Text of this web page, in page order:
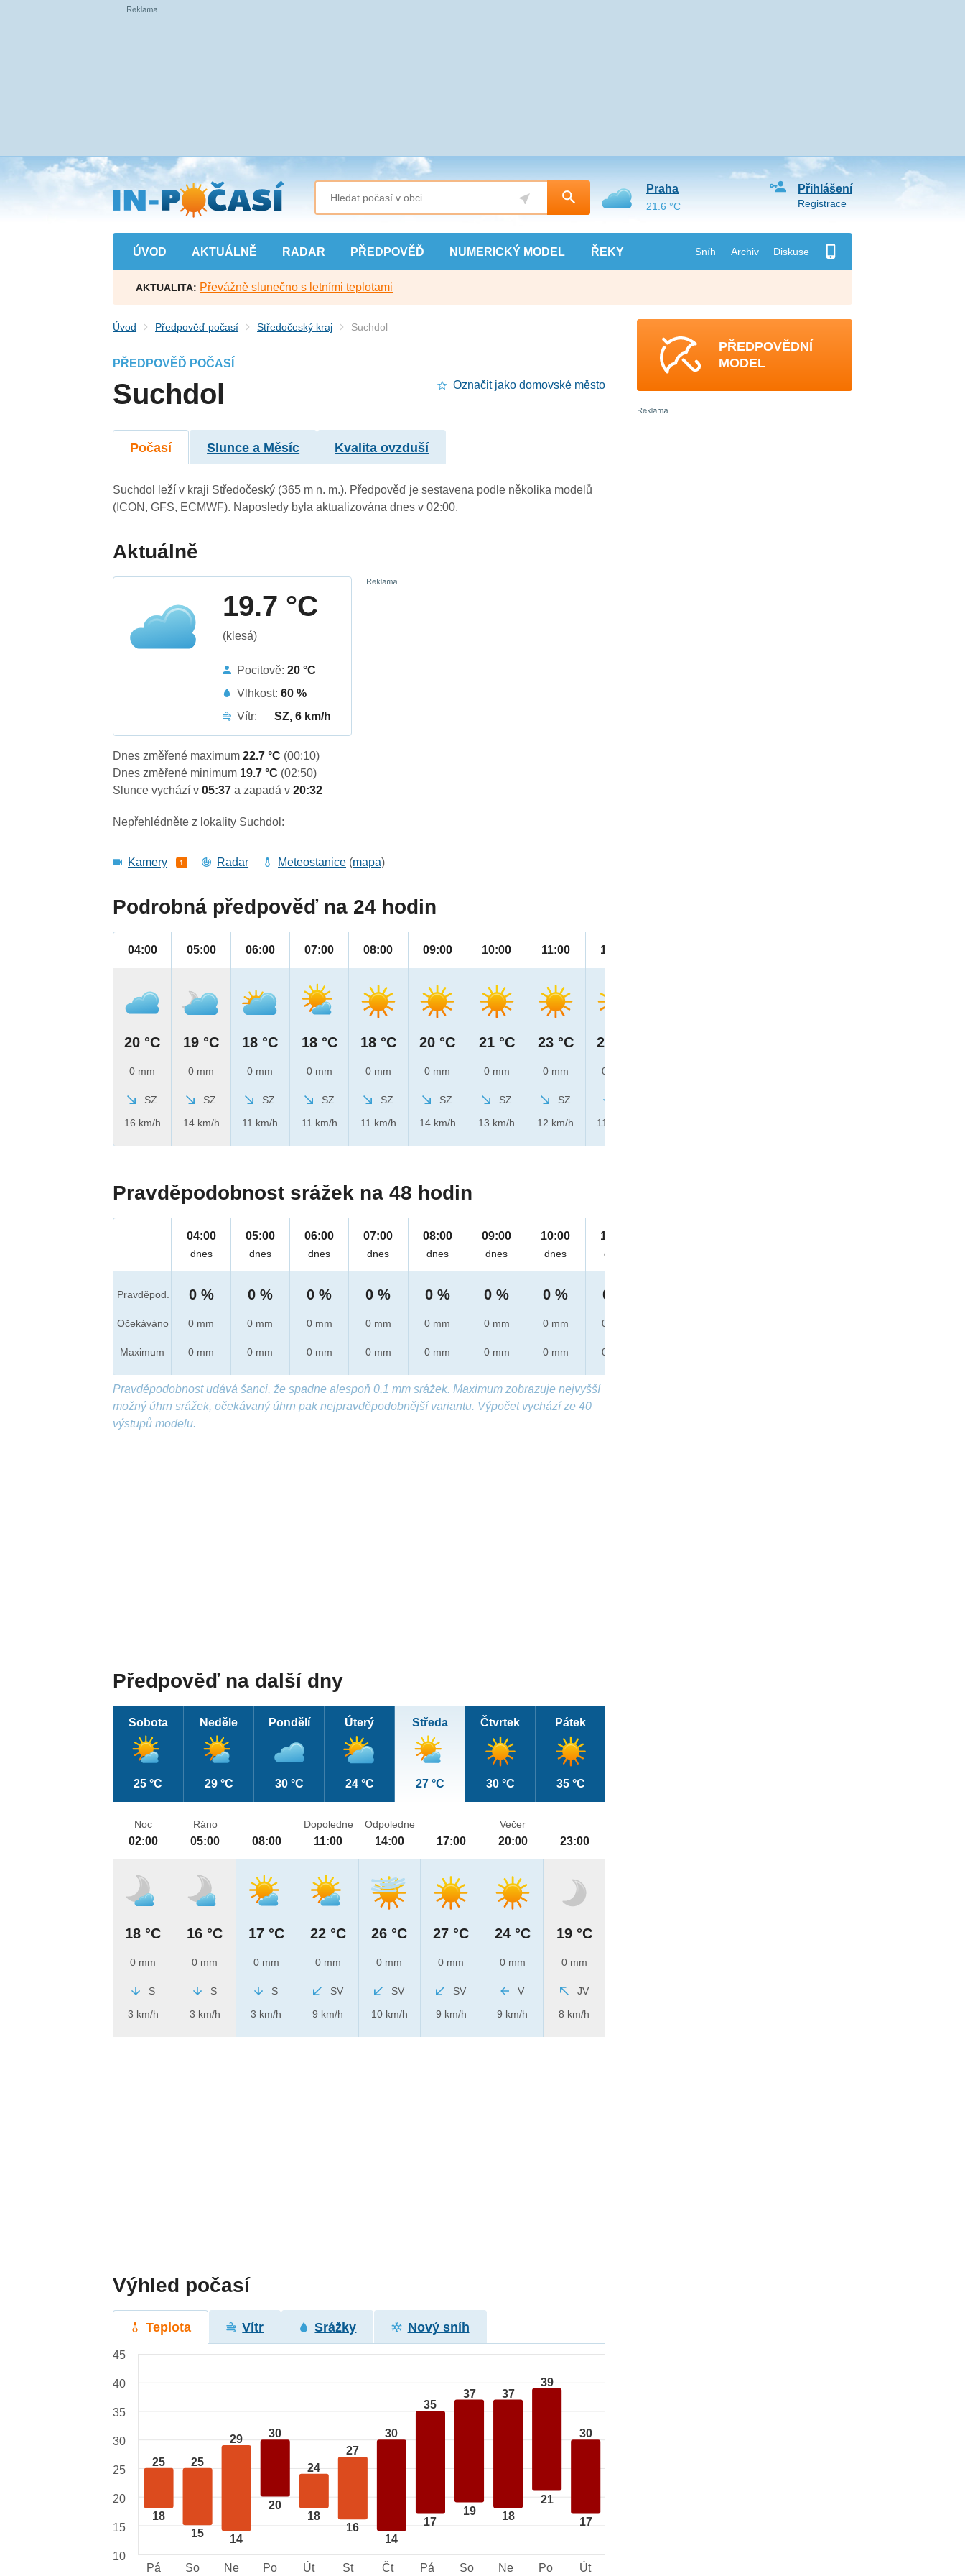
Přejít
na
hlavní
obsah
ÚVOD AKTUÁLNĚ RADAR PŘEDPOVĚĎ NUMERICKÝ MODEL ŘEKY Sníh Archiv Diskuse
Přihlášení
Registrace
Praha
21.6 °C
AKTUALITA: Převážně slunečno s letními teplotami
Úvod Předpověď počasí Středočeský kraj Suchdol
PŘEDPOVĚĎ POČASÍ
Suchdol Označit jako domovské město
Počasí Slunce a Měsíc Kvalita ovzduší
Suchdol leží v kraji Středočeský (365 m n. m.). Předpověď je sestavena podle několika modelů
(ICON, GFS, ECMWF). Naposledy byla aktualizována dnes v 02:00.
Aktuálně
19.7 °C
(klesá)
Pocitově:20 °C
Vlhkost:60 %
Vítr:
SZ, 6 km/h
Dnes změřené maximum22.7 °C (00:10)
Dnes změřené minimum 19.7 °C (02:50)
Slunce vychází v05:37a zapadá v20:32
Nepřehlédněte z lokality Suchdol:
Kamery 1 Radar Meteostanice (mapa)
Podrobná předpověď na 24 hodin
04:00
20 °C
0 mm
SZ
16 km/h
05:00
19 °C
0 mm
SZ
14 km/h
06:00
18 °C
0 mm
SZ
11 km/h
07:00
18 °C
0 mm
SZ
11 km/h
08:00
18 °C
0 mm
SZ
11 km/h
09:00
20 °C
0 mm
SZ
14 km/h
10:00
21 °C
0 mm
SZ
13 km/h
11:00
23 °C
0 mm
SZ
12 km/h
12:00
24 °C
0 mm
11 km/h
Pravděpodobnost srážek na 48 hodin
Pravděpod.
Očekáváno
Maximum
04:00
dnes
0 %
0 mm
0 mm
05:00
dnes
0 %
0 mm
0 mm
06:00
dnes
0 %
0 mm
0 mm
07:00
dnes
0 %
0 mm
0 mm
08:00
dnes
0 %
0 mm
0 mm
09:00
dnes
0 %
0 mm
0 mm
10:00
dnes
0 %
0 mm
0 mm
11:00
dnes
0 %
0 mm
0 mm
Pravděpodobnost udává šanci, že spadne alespoň 0,1 mm srážek. Maximum zobrazuje nejvyšší
možný úhrn srážek, očekávaný úhrn pak nejpravděpodobnější variantu. Výpočet vychází ze 40
výstupů modelu.
Předpověď na další dny
Sobota
25 °C
Neděle
29 °C
Pondělí
30 °C
Úterý
24 °C
Středa
27 °C
Čtvrtek
30 °C
Pátek
35 °C
Noc
02:00
18 °C
0 mm
S
3 km/h
Ráno
05:00
16 °C
0 mm
S
3 km/h
08:00
17 °C
0 mm
S
3 km/h
Dopoledne
11:00
22 °C
0 mm
SV
9 km/h
Odpoledne
14:00
26 °C
0 mm
SV
10 km/h
17:00
27 °C
0 mm
SV
9 km/h
Večer
20:00
24 °C
0 mm
V
9 km/h
23:00
19 °C
0 mm
JV
8 km/h
Výhled počasí
Teplota Vítr Srážky Nový sníh
25
18
25
15
29
14
30
20
24
18
27
16
30
14
35
17
37
19
37
18
39
21
30
17
45
40
35
30
25
20
15
10
Pá
So Ne Po Út St Čt Pá So Ne Po Út
PŘEDPOVĚDNÍ
MODEL